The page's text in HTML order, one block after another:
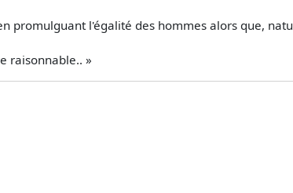
promulguant l'égalité des hommes alors que,
raisonnable.. »